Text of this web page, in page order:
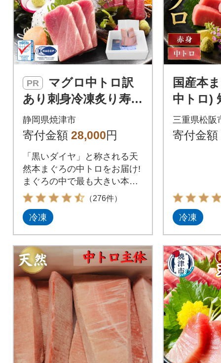
PR
あり刺身冷凍炙り寿司
丼ぶつ切りまぐろ専
門店天然本まぐろ中ト
静岡県焼津市
寄付金額 28,000円
「黒いダイヤ」と称される天
然本まぐろの中トロをお届け!
まぐろの中で最も大きい本ま
ぐろは、鮮やかな色合いと濃
い旨味が特徴です。希少価値
が高いまぐろを、江戸から続
る内容でご提供いたします。1
キロありますので、刺身はも
ちろん丼や寿司など、さまざ
まな用途でお召し上がりいた
だけます。
（276件）
冷凍
国産本
中トロ)
00g以上
本)
三重県松阪
寄付金額
冷凍